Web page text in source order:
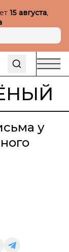
15 августа,
у